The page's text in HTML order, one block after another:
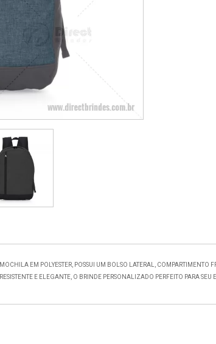
MOCHILA EM POLYESTER, POSSUI UM BOLSO LATERAL,
RESISTENTE E ELEGANTE, O BRINDE PERSONALIZADO PERFEITO PARA SEU